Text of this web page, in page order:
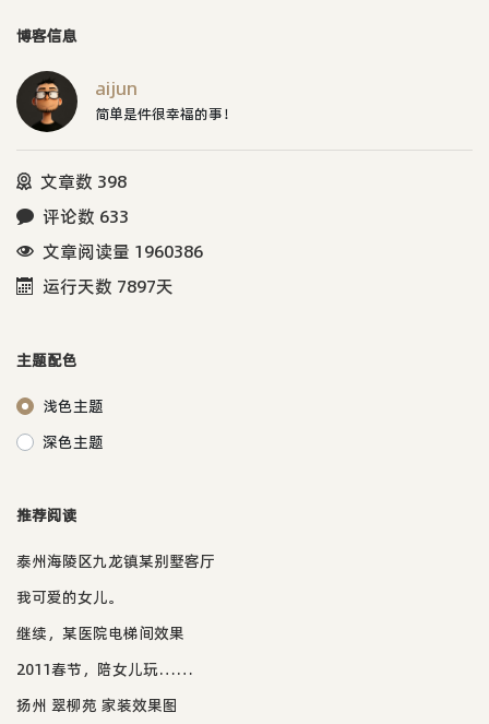
博客信息
aijun
简单是件很幸福的事！
文章数 398
评论数 633
文章阅读量 1960386
运行天数 7897天
主题配色
浅色主题
深色主题
推荐阅读
泰州海陵区九龙镇某别墅客厅
我可爱的女儿。
继续，某医院电梯间效果
2011春节，陪女儿玩……
扬州 翠柳苑 家装效果图